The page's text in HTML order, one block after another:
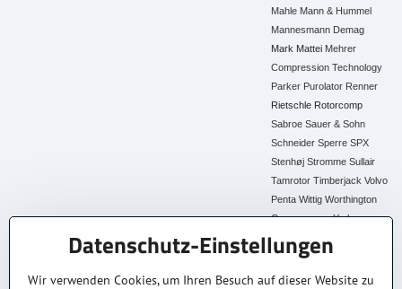
Mahle Mann & Hummel
Mannesmann Demag
Mark Mattei Mehrer
Compression Technology
Parker Purolator Renner
Rietschle Rotorcomp
Sabroe Sauer & Sohn
Schneider Sperre SPX
Stenhøj Stromme Sullair
Tamrotor Timberjack Volvo
Penta Wittig Worthington
Creyssensac York
Alle Ersatzteile
Datenschutz-Einstellungen
Wir verwenden Cookies, um Ihren Besuch auf dieser Website zu